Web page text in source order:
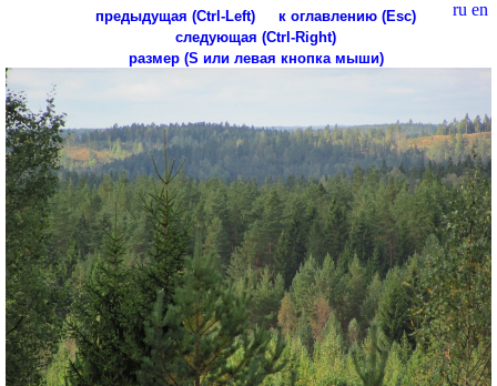
ru en
предыдущая (Ctrl-Left)
к оглавлению (Esc)
следующая (Ctrl-Right)
размер (S или левая кнопка мыши)